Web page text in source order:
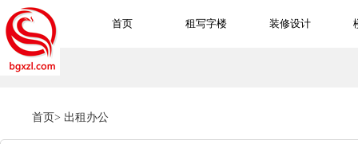
首页 租写字楼 装修设计
首页> 出租办公